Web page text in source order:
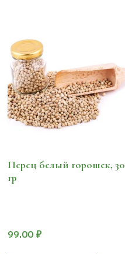
Перец белый горошек, 30
гр
99.00 ₽